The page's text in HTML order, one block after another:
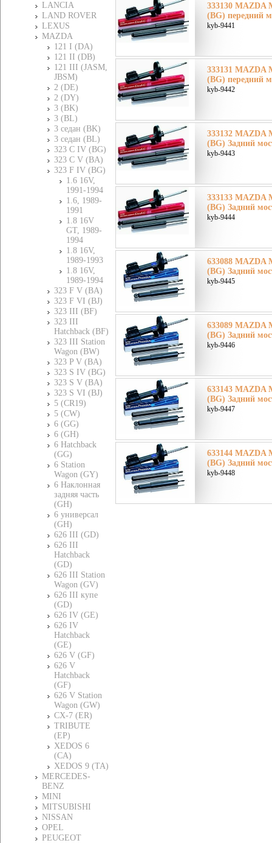
LANCIA
LAND ROVER
LEXUS
MAZDA
121 I (DA)
121 II (DB)
121 III (JASM,
JBSM)
2 (DE)
2 (DY)
3 (BK)
3 (BL)
3 седан (BK)
3 седан (BL)
323 C IV (BG)
323 C V (BA)
323 F IV (BG)
1.6 16V,
1991-1994
1.6, 1989-
1991
1.8 16V
GT, 1989-
1994
1.8 16V,
1989-1993
1.8 16V,
1989-1994
323 F V (BA)
323 F VI (BJ)
323 III (BF)
323 III
Hatchback (BF)
323 III Station
Wagon (BW)
323 P V (BA)
323 S IV (BG)
323 S V (BA)
323 S VI (BJ)
5 (CR19)
5 (CW)
6 (GG)
6 (GH)
6 Hatchback
(GG)
6 Station
Wagon (GY)
6 Наклонная
задняя часть
(GH)
6 универсал
(GH)
626 III (GD)
626 III
Hatchback
(GD)
626 III Station
Wagon (GV)
626 III купе
(GD)
626 IV (GE)
626 IV
Hatchback
(GE)
626 V (GF)
626 V
Hatchback
(GF)
626 V Station
Wagon (GW)
CX-7 (ER)
TRIBUTE
(EP)
XEDOS 6
(CA)
XEDOS 9 (TA)
MERCEDES-
BENZ
MINI
MITSUBISHI
NISSAN
OPEL
PEUGEOT
333130 MAZDA
(BG) передний
kyb-9441
333131 MAZDA
(BG) передний
kyb-9442
333132 MAZDA
(BG) Задний
kyb-9443
333133 MAZDA
(BG) Задний
kyb-9444
633088 MAZDA
(BG) Задний
kyb-9445
633089 MAZDA
(BG) Задний
kyb-9446
633143 MAZDA
(BG) Задний
kyb-9447
633144 MAZDA
(BG) Задний
kyb-9448